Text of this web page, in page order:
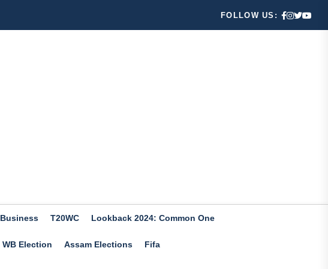
FOLLOW US:
Business T20WC Lookback 2024: Common One
WB Election Assam Elections Fifa